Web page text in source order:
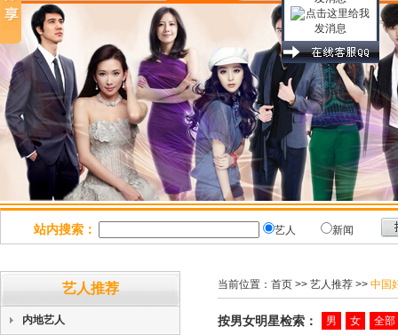
站内搜索： 艺人 新闻
艺人推荐
内地艺人
当前位置： 首页 >> 艺人推荐 >> 中国
按男女明星检索： 男 女 全部